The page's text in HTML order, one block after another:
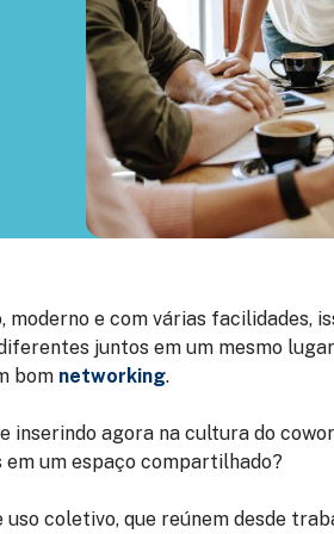
e com várias facilidades,
juntos em um mesmo
bom networking.
inserindo agora na cultura do
um espaço compartilhado?
coletivo, que reúnem desde